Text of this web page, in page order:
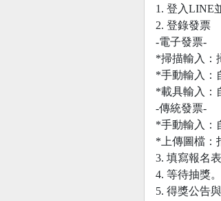
1. 登入LINE
2. 登錄發票
-電子發票-
*掃描輸入：
*手動輸入：
*載具輸入：
-傳統發票-
*手動輸入：
*上傳圖檔：
3. 填寫報名
4. 等待抽獎。
5. 得獎公告